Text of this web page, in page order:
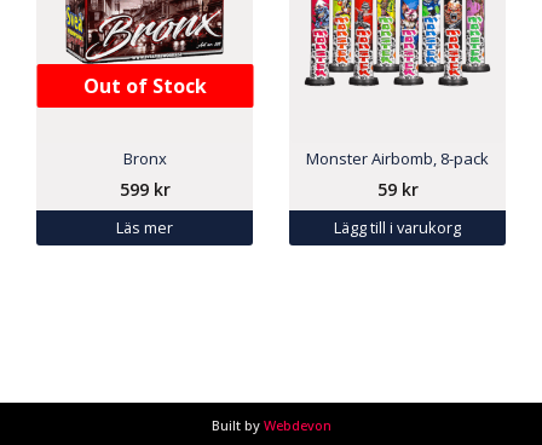
Out of Stock
Bronx
599 kr
Läs mer
Monster Airbomb, 8-pack
59 kr
Lägg till i varukorg
Built by Webdevon